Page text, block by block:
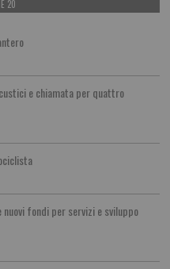
20
e chiamata per quattro
nuovi fondi per servizi e sviluppo